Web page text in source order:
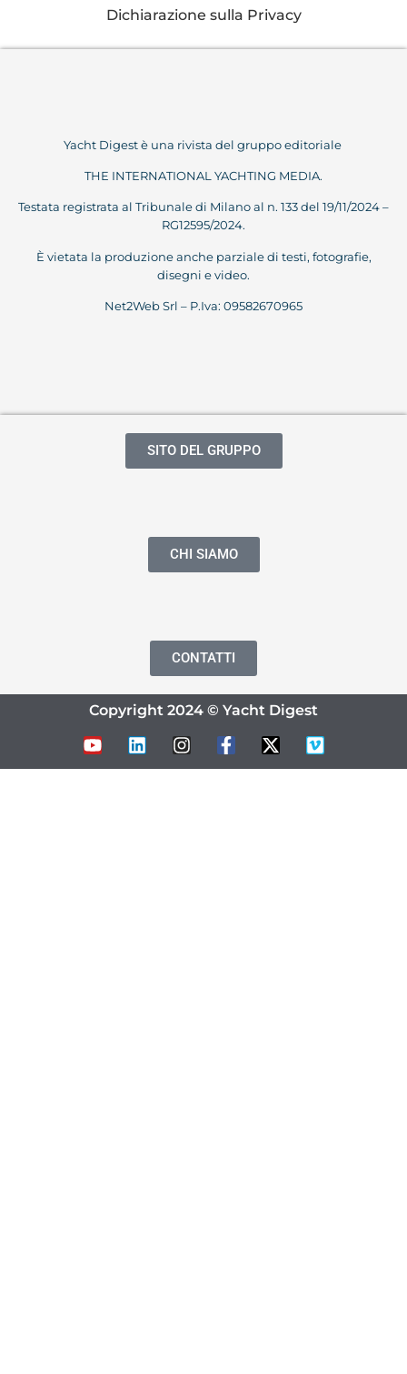
Dichiarazione sulla Privacy
Yacht Digest è una rivista del gruppo editoriale
THE INTERNATIONAL YACHTING MEDIA.
Testata registrata al Tribunale di Milano al n. 133 del 19/11/2024 –
RG12595/2024.
È vietata la produzione anche parziale di testi, fotografie,
disegni e video.
Net2Web Srl – P.Iva: 09582670965
SITO DEL GRUPPO
CHI SIAMO
CONTATTI
Copyright 2024 © Yacht Digest